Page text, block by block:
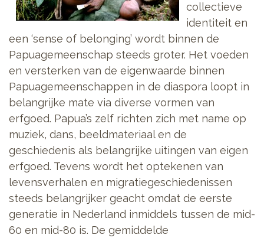
collectieve
identiteit en
een ‘sense of belonging’ wordt binnen de
Papuagemeenschap steeds groter. Het voeden
en versterken van de eigenwaarde binnen
Papuagemeenschappen in de diaspora loopt in
belangrijke mate via diverse vormen van
erfgoed. Papua’s zelf richten zich met name op
muziek, dans, beeldmateriaal en de
geschiedenis als belangrijke uitingen van eigen
erfgoed. Tevens wordt het optekenen van
levensverhalen en migratiegeschiedenissen
steeds belangrijker geacht omdat de eerste
generatie in Nederland inmiddels tussen de mid-
60 en mid-80 is. De gemiddelde